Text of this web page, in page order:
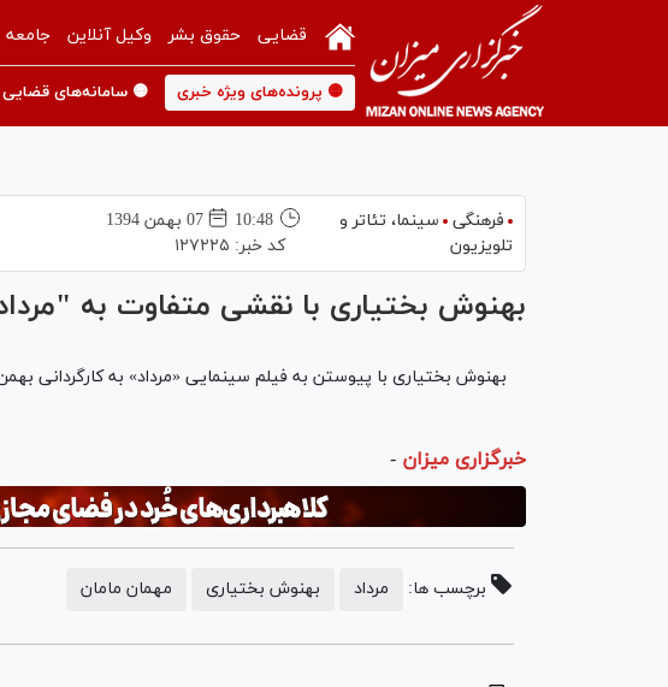
قضایی حقوق بشر وکیل آنلاین جامعه
🟡 پرونده‌های ویژه خبری 🟡 سامانه‌های قضایی
فرهنگی
سینما،‌ تئاتر و
تلویزیون
10:48
07 بهمن 1394
کد خبر: ۱۲۷۲۲۵
بهنوش بختياری با نقشی متفاوت به
بهنوش بختیاری با پیوستن به فیلم سینمایی «مرداد» به کارگردانی
خبرگزاری میزان -
برچسب ها: مرداد بهنوش بختیاری مهمان مامان